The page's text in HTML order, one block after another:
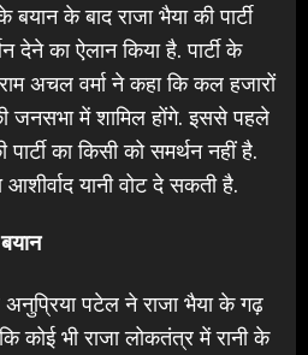
के बाद राजा भैया की पार्टी
का ऐलान किया है. पार्टी के
अचल वर्मा ने कहा कि कल हजारों
जनसभा में शामिल होंगे. इससे पहले
का किसी को समर्थन नहीं है.
यानी वोट दे सकती है.
पटेल ने राजा भैया के गढ़
कोई भी राजा लोकतंत्र में रानी के